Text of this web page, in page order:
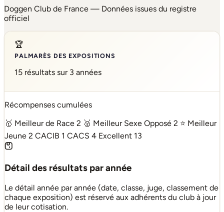
Doggen Club de France — Données issues du registre
officiel
🏆
PALMARÈS DES EXPOSITIONS
15 résultats sur 3 années
Récompenses cumulées
🥇 Meilleur de Race 2 🥈 Meilleur Sexe Opposé 2 ⭐ Meilleur
Jeune 2 CACIB 1 CACS 4 Excellent 13
Détail des résultats par année
Le détail année par année (date, classe, juge, classement de
chaque exposition) est réservé aux adhérents du club à jour
de leur cotisation.